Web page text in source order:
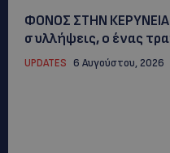
ΦΟΝΟΣ ΣΤΗΝ
συλλήψεις, ο ένας
UPDATES 6 Αυγούστου, 2026